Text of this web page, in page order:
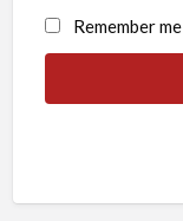
Remember me